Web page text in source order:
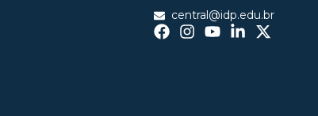
central@idp.edu.br